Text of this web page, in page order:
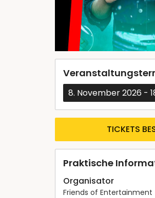
8. November 2026 -
TICKETS
Praktische
Organisator
Friends of Entertainment